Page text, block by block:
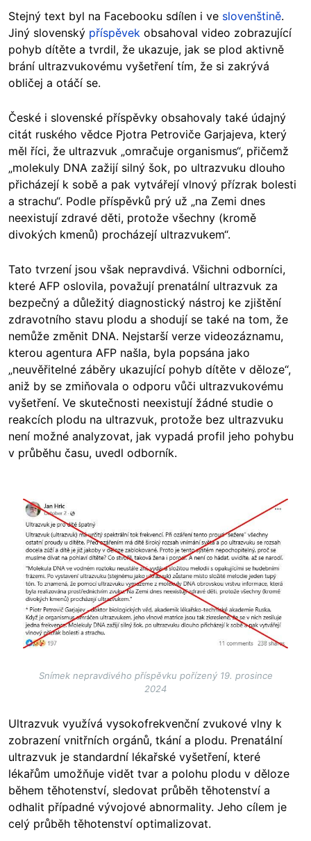
Stejný text byl na Facebooku sdílen i ve slovenštině.
Jiný slovenský příspěvek obsahoval video zobrazující
pohyb dítěte a tvrdil, že ukazuje, jak se plod aktivně
brání ultrazvukovému vyšetření tím, že si zakrývá
obličej a otáčí se.
České i slovenské příspěvky obsahovaly také údajný
citát ruského vědce Pjotra Petroviče Garjajeva, který
měl říci, že ultrazvuk „omračuje organismus“, přičemž
„molekuly DNA zažijí silný šok, po ultrazvuku dlouho
přicházejí k sobě a pak vytvářejí vlnový přízrak bolesti
a strachu“. Podle příspěvků prý už „na Zemi dnes
neexistují zdravé děti, protože všechny (kromě
divokých kmenů) procházejí ultrazvukem“.
Tato tvrzení jsou však nepravdivá. Všichni odborníci,
které AFP oslovila, považují prenatální ultrazvuk za
bezpečný a důležitý diagnostický nástroj ke zjištění
zdravotního stavu plodu a shodují se také na tom, že
nemůže změnit DNA. Nejstarší verze videozáznamu,
kterou agentura AFP našla, byla popsána jako
„neuvěřitelné záběry ukazující pohyb dítěte v děloze“,
aniž by se zmiňovala o odporu vůči ultrazvukovému
vyšetření. Ve skutečnosti neexistují žádné studie o
reakcích plodu na ultrazvuk, protože bez ultrazvuku
není možné analyzovat, jak vypadá profil jeho pohybu
v průběhu času, uvedl odborník.
Image
Snímek nepravdivého příspěvku pořízený 19. prosince
2024
Ultrazvuk využívá vysokofrekvenční zvukové vlny k
zobrazení vnitřních orgánů, tkání a plodu. Prenatální
ultrazvuk je standardní lékařské vyšetření, které
lékařům umožňuje vidět tvar a polohu plodu v děloze
během těhotenství, sledovat průběh těhotenství a
odhalit případné vývojové abnormality. Jeho cílem je
celý průběh těhotenství optimalizovat.